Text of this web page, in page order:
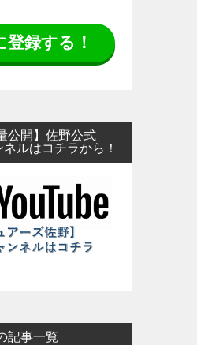
登録する！
公開】佐野公式
ルはコチラから！
記事一覧